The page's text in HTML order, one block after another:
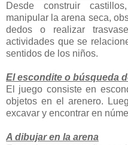
Desde construir
manipular la arena seca,
dedos o realizar
actividades que se
sentidos de los niños.
El escondite o búsqueda
El juego consiste en
objetos en el arenero.
excavar y encontrar en
A dibujar en la arena